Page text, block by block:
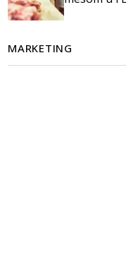
MARKETING